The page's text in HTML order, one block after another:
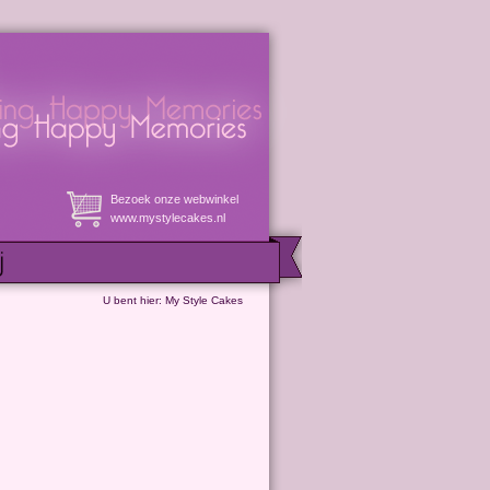
Bezoek onze webwinkel
www.mystylecakes.nl
U bent hier: My Style Cakes